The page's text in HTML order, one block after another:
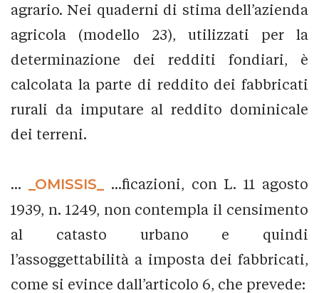
agrario. Nei quaderni di stima dell’azienda
agricola (modello 23), utilizzati per la
determinazione dei redditi fondiari, è
calcolata la parte di reddito dei fabbricati
rurali da imputare al reddito dominicale
dei terreni.
... _OMISSIS_
...ficazioni, con L. 11 agosto
1939, n. 1249, non contempla il censimento
al catasto urbano e quindi
l’assoggettabilità a imposta dei fabbricati,
come si evince dall’articolo 6, che prevede: